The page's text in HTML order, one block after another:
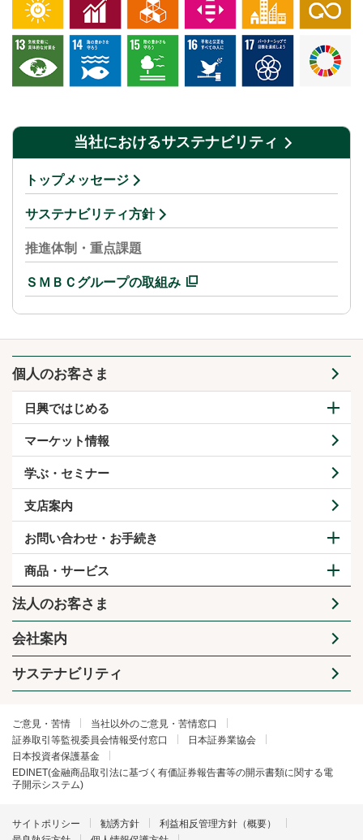
当社におけるサステナビリティ
トップメッセージ
サステナビリティ方針
推進体制・重点課題
ＳＭＢＣグループの取組み
個人のお客さま
日興ではじめる
マーケット情報
学ぶ・セミナー
支店案内
お問い合わせ・お手続き
商品・サービス
法人のお客さま
会社案内
サステナビリティ
ご意見・苦情
当社以外のご意見・苦情窓口
証券取引等監視委員会情報受付窓口
日本証券業協会
日本投資者保護基金
EDINET(金融商品取引法に基づく有価証券報告書等の開示書類に関する電
子開示システム)
サイトポリシー 勧誘方針
利益相反管理方針（概要）